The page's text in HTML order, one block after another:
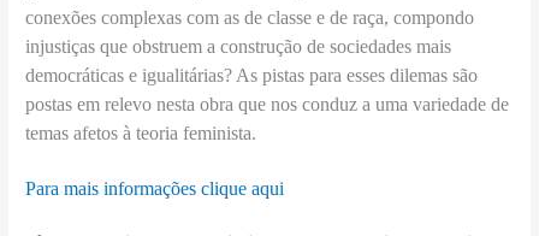
conexões complexas com as de classe e de raça, compondo
injustiças que obstruem a construção de sociedades mais
democráticas e igualitárias? As pistas para esses dilemas são
postas em relevo nesta obra que nos conduz a uma variedade de
temas afetos à teoria feminista.
Para mais informações clique aqui